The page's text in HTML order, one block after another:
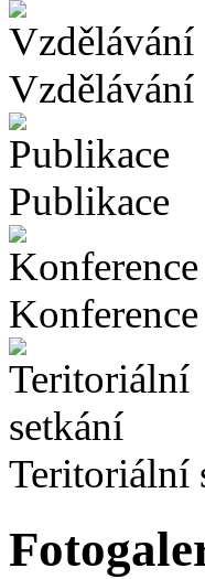
Vzdělávání
Publikace
Konference
Teritoriální